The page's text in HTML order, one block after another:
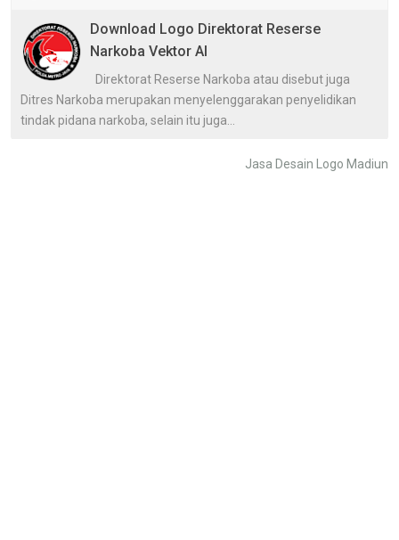
Download Logo Direktorat Reserse
Narkoba Vektor AI
Direktorat Reserse Narkoba atau disebut juga
Ditres Narkoba merupakan menyelenggarakan penyelidikan
tindak pidana narkoba, selain itu juga...
Jasa Desain Logo Madiun